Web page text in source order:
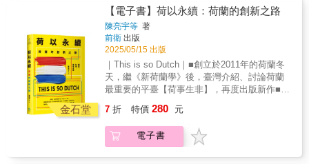
員） 鐘穎（心理學作家．「愛智者書窩」版
主） 一致推薦 ●吳曉樂（作家）── 菅野並未
承諾，拋棄父母的人會立刻得到煥然一新的生
活，相反地，有秩序等待被建立，有空缺等待
被填補，有太多的個性等待被認領。無論如
何，終究是跨出第一步了。借用菅野的話，如
果拋棄父母是最後手段，我願意站在你這邊。
●李佳燕（家庭醫師）── 讓我們誠實地面對這
個事實吧！世上絕對有不是的父母，而且還不
遠多於你的母親對你的愛。 當窮盡一生在討好
無論肉體還是心靈上都不斷傷害你的母親之
後，殘破不堪的你，能如何走完你的人生？這
景，但都曾在人生的不同處境下做出抉擇。也
論及法律、歷史，既討論墮胎入罪、嬰靈興盛
潮等近代台灣墮胎史的各種面向，並從法規制
定和性別政治的角度切入，討論刑法墮胎罪與
優生保健法的演變和爭點，思考更健全的法律
修訂之可能。亦收錄了醫療實務者提供的專業
意見，說明人工流產的實務細節，以及考慮進
有聆聽禁忌的樹洞，但若不相信自己說的話有
去處，人們將澈底停止訴說。我期待這本文集
作為一個引子，召喚更多樂意傾聽的心情。」
——吳曉樂（本書主編／採訪）【本書特色】
充滿多少搖擺不定與自相矛盾，這都是我們的
決定。」——Caitlin McDonnell（詩人、作家）
《她們的選擇》是一本結合了詩歌、故事與散
文的文學選集。主編安妮．芬奇耗費20年，蒐
羅百餘篇以「人工流產」為題的各式作品，匯
聚了16世紀至今，來自全球各地背景相異的作
者群，寫下長期遭噤聲的人工流產故事。本書
收錄詩歌、劇本、小說、推特文、回憶錄、儀
式與日記等多元形式的作品，以及來自美國、
蘭、肯亞、北愛爾蘭、巴基斯坦、羅馬尼亞、
沙烏地阿拉伯、蘇格蘭、南非、蘇丹和敘利亞
等不同文化背景的聲音，探討階級、父權制、
金石堂
【電子書】荷以永續：荷蘭的創新之路
陳亮宇等 著
前衛 出版
2025/05/15 出版
｜This is so Dutch｜■創立於2011年的荷蘭冬
天，繼《新荷蘭學》後，臺灣介紹、討論荷蘭
最重要的平臺【荷事生非】，再度出版新作■專
面向■陳欣新．Ying C. 陳穎．Olivia 董芸安－
專文推薦「自在，是荷蘭傳統上對多元文化的
包容；舒適，則得益於它精心規劃的城市設
7 折 特價 280 元
電子書